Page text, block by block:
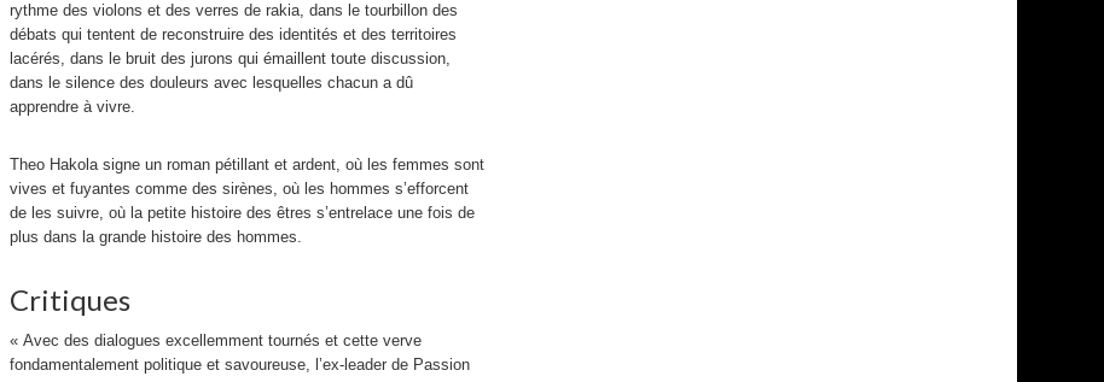
rythme des violons et des verres de rakia, dans le tourbillon des
débats qui tentent de reconstruire des identités et des territoires
lacérés, dans le bruit des jurons qui émaillent toute discussion,
dans le silence des douleurs avec lesquelles chacun a dû
apprendre à vivre.
Theo Hakola signe un roman pétillant et ardent, où les femmes sont
vives et fuyantes comme des sirènes, où les hommes s’efforcent
de les suivre, où la petite histoire des êtres s’entrelace une fois de
plus dans la grande histoire des hommes.
Critiques
« Avec des dialogues excellemment tournés et cette verve
fondamentalement politique et savoureuse, l’ex-leader de Passion